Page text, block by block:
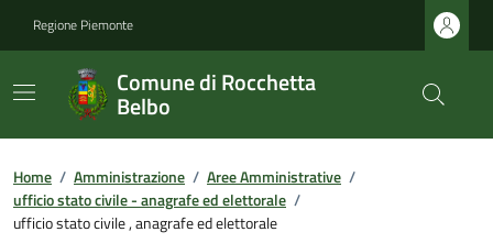
Regione Piemonte
Comune di Rocchetta
Belbo
Home / Amministrazione / Aree Amministrative /
ufficio stato civile - anagrafe ed elettorale /
ufficio stato civile , anagrafe ed elettorale